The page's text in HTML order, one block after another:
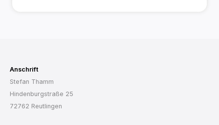
Anschrift
Stefan Thamm
Hindenburgstraße 25
72762 Reutlingen